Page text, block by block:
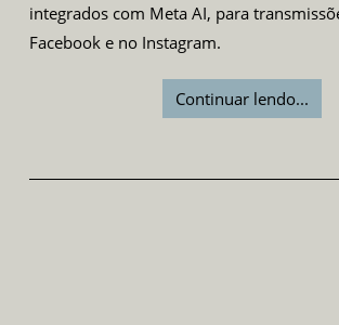
integrados com Meta AI, para
Facebook e no Instagram.
Continuar lendo...